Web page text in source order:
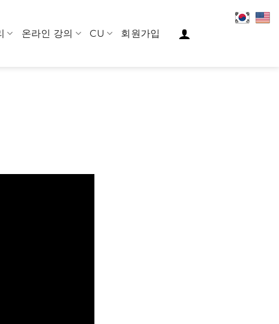
온라인 강의 CU 회원가입